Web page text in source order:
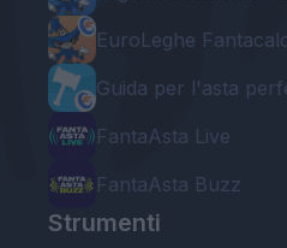
EuroLeghe
Guida per l'asta
FantaAsta Live
FantaAsta Buzz
Strumenti